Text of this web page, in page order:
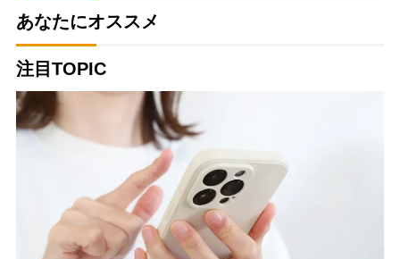
あなたにオススメ
注目TOPIC